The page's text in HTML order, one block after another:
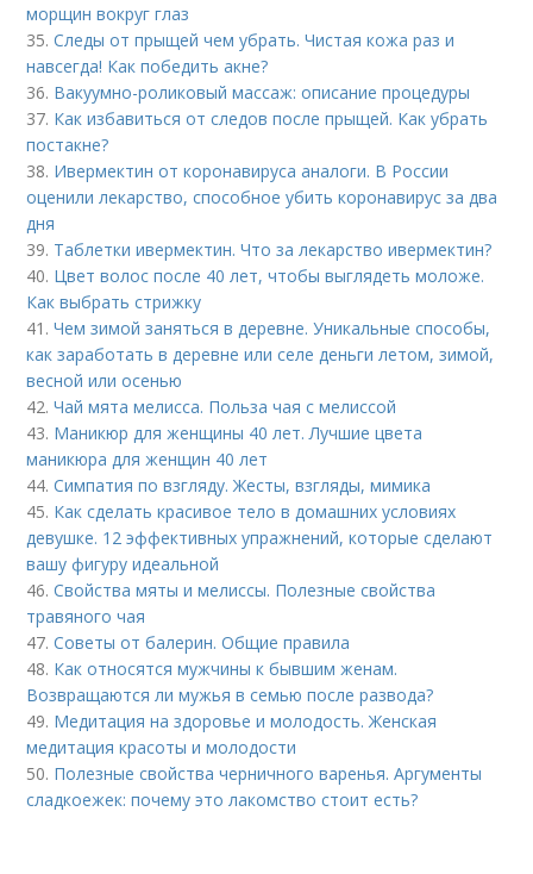
морщин вокруг глаз
35.Следы от прыщей чем убрать. Чистая кожа раз и
навсегда! Как победить акне?
36. Вакуумно-роликовый массаж: описание процедуры
37. Как избавиться от следов после прыщей. Как убрать
постакне?
38. Ивермектин от коронавируса аналоги. В России
оценили лекарство, способное убить коронавирус за два
дня
39. Таблетки ивермектин. Что за лекарство ивермектин?
40. Цвет волос после 40 лет, чтобы выглядеть моложе.
Как выбрать стрижку
41.Чем зимой заняться в деревне. Уникальные способы,
как заработать в деревне или селе деньги летом, зимой,
весной или осенью
42.Чай мята мелисса. Польза чая с мелиссой
43. Маникюр для женщины 40 лет. Лучшие цвета
маникюра для женщин 40 лет
44.Симпатия по взгляду. Жесты, взгляды, мимика
45. Как сделать красивое тело в домашних условиях
девушке. 12 эффективных упражнений, которые сделают
вашу фигуру идеальной
46.Свойства мяты и мелиссы. Полезные свойства
травяного чая
47.Советы от балерин. Общие правила
48. Как относятся мужчины к бывшим женам.
Возвращаются ли мужья в семью после развода?
49. Медитация на здоровье и молодость. Женская
медитация красоты и молодости
50. Полезные свойства черничного варенья. Аргументы
сладкоежек: почему это лакомство стоит есть?